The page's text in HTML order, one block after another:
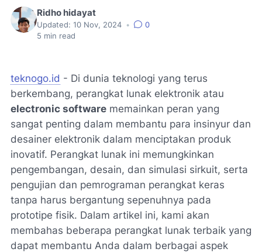
Ridho hidayat
Updated: 10 Nov, 2024 •
0
5 min read
teknogo.id - Di dunia teknologi yang terus
berkembang, perangkat lunak elektronik atau
electronic software memainkan peran yang
sangat penting dalam membantu para insinyur dan
desainer elektronik dalam menciptakan produk
inovatif. Perangkat lunak ini memungkinkan
pengembangan, desain, dan simulasi sirkuit, serta
pengujian dan pemrograman perangkat keras
tanpa harus bergantung sepenuhnya pada
prototipe fisik. Dalam artikel ini, kami akan
membahas beberapa perangkat lunak terbaik yang
dapat membantu Anda dalam berbagai aspek